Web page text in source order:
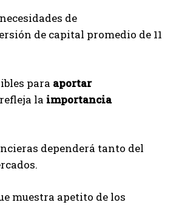
de
de capital promedio de 11
para aportar
la importancia
dependerá tanto del
muestra apetito de los